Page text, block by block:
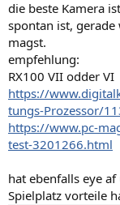
die beste Kamera
spontan ist,
magst.
empfehlung:
RX100 VII odder VI
https://
tungs-Prozessor/
https://www.pc-
test-3201266.html
hat ebenfalls eye
Spielplatz vorteile